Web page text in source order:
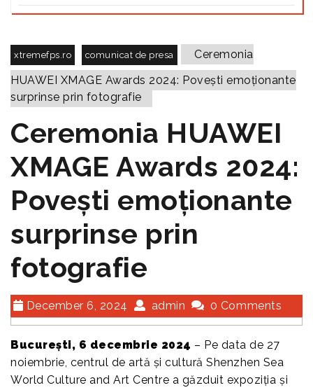
xtremefps.ro comunicat de presa
Ceremonia
HUAWEI XMAGE Awards 2024: Povești emoționante
surprinse prin fotografie
Ceremonia HUAWEI
XMAGE Awards 2024:
Povești emoționante
surprinse prin
fotografie
December 6, 2024 admin 0 Comments
București, 6 decembrie 2024 – Pe data de 27
noiembrie, centrul de artă și cultură Shenzhen Sea
World Culture and Art Centre a găzduit expoziția și